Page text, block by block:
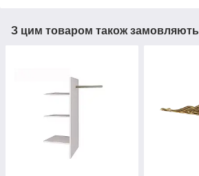
З цим товаром також замовляють